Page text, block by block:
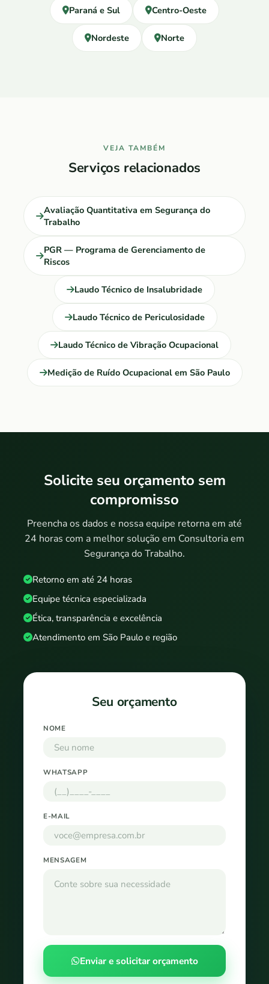
Paraná e Sul Centro-Oeste
Nordeste Norte
VEJA TAMBÉM
Serviços relacionados
Avaliação Quantitativa em Segurança do
Trabalho
PGR — Programa de Gerenciamento de
Riscos
Laudo Técnico de Insalubridade
Laudo Técnico de Periculosidade
Laudo Técnico de Vibração Ocupacional
Medição de Ruído Ocupacional em São Paulo
Solicite seu orçamento sem
compromisso
Preencha os dados e nossa equipe retorna em até
24 horas com a melhor solução em Consultoria em
Segurança do Trabalho.
Retorno em até 24 horas
Equipe técnica especializada
Ética, transparência e excelência
Atendimento em São Paulo e região
Seu orçamento
NOME
WHATSAPP
E-MAIL
MENSAGEM
Enviar e solicitar orçamento